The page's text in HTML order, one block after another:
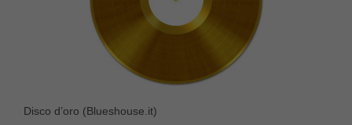
Disco d’oro (Blueshouse.it)